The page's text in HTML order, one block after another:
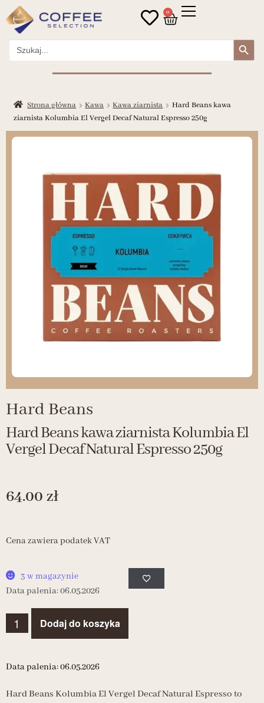
0
Search
for:
Search Button
Strona główna Kawa Kawa ziarnista
Hard Beans kawa
ziarnista Kolumbia El Vergel Decaf Natural Espresso 250g
Hard Beans
Hard Beans kawa ziarnista Kolumbia El
Vergel Decaf Natural Espresso 250g
64.00 zł
Cena zawiera podatek VAT
3 w magazynie
Data palenia: 06.05.2026
Dodaj do koszyka
Data palenia: 06.05.2026
Hard Beans Kolumbia El Vergel Decaf Natural Espresso to